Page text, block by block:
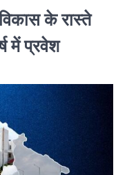
के रास्ते
में प्रवेश